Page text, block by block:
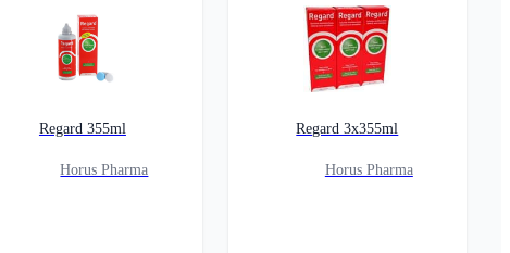
Regard 355ml
Horus Pharma
Regard 3x355ml
Horus Pharma